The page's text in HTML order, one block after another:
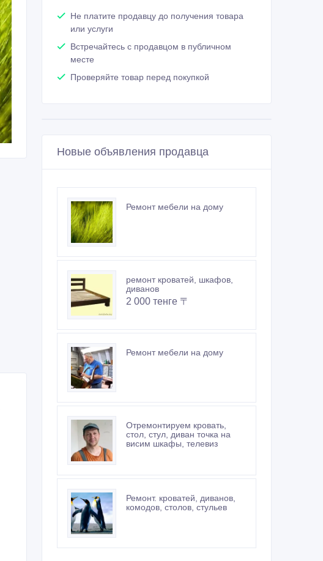
Не платите продавцу до получения товара
или услуги
Встречайтесь с продавцом в публичном
месте
Проверяйте товар перед покупкой
Новые объявления продавца
Ремонт мебели на дому
ремонт кроватей, шкафов,
диванов
2 000 тенге 〒
Ремонт мебели на дому
Отремонтируем кровать,
стол, стул, диван точка на
висим шкафы, телевиз
Ремонт. кроватей, диванов,
комодов, столов, стульев